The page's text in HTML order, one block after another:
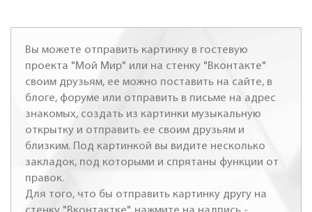
Вы можете отправить картинку в гостевую
проекта "Мой Мир" или на стенку "Вконтакте"
своим друзьям, ее можно поставить на сайте, в
блоге, форуме или отправить в письме на адрес
знакомых, создать из картинки музыкальную
открытку и отправить ее своим друзьям и
близким. Под картинкой вы видите несколько
закладок, под которыми и спрятаны функции от
правок.
Для того, что бы отправить картинку другу на